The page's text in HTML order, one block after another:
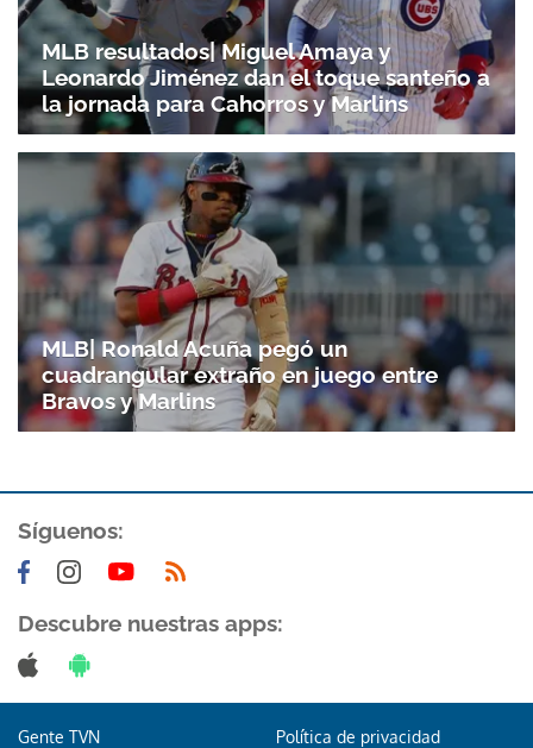
MLB resultados| Miguel Amaya y
Leonardo Jiménez dan el toque santeño a
la jornada para Cahorros y Marlins
MLB| Ronald Acuña pegó un
cuadrangular extraño en juego entre
Bravos y Marlins
Síguenos:
Descubre nuestras apps:
Gente TVN Política de privacidad